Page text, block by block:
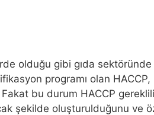
olduğu gibi gıda
programı olan
Fakat bu durum HACCP
şekilde oluşturulduğunu ve